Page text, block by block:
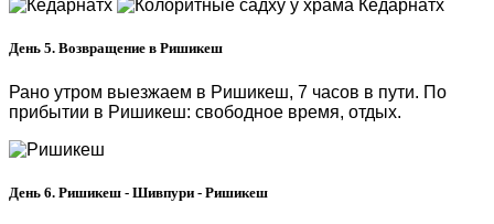
День 5. Возвращение в Ришикеш
Рано утром выезжаем в Ришикеш, 7 часов в пути. По
прибытии в Ришикеш: свободное время, отдых.
День 6. Ришикеш - Шивпури - Ришикеш